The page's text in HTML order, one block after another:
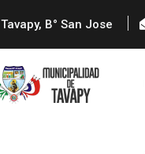
Tavapy, B° San Jose